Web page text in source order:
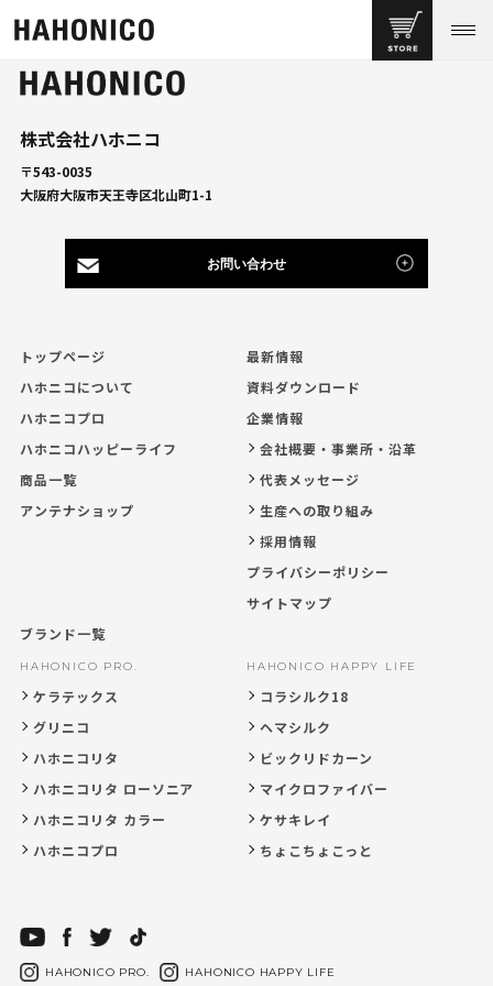
株式会社ハホニコ
〒543-0035
大阪府大阪市天王寺区北山町1-1
お問い合わせ
トップページ
ハホニコについて
ハホニコプロ
ハホニコハッピーライフ
商品一覧
アンテナショップ
ブランド一覧
HAHONICO PRO.
ケラテックス
グリニコ
ハホニコリタ
ハホニコリタ ローソニア
ハホニコリタ カラー
ハホニコプロ
HAHONICO HAPPY LIFE
コラシルク18
ヘマシルク
ビックリドカーン
マイクロファイバー
ケサキレイ
ちょこちょこっと
最新情報
資料ダウンロード
企業情報
会社概要・事業所・沿革
代表メッセージ
生産への取り組み
採用情報
プライバシーポリシー
サイトマップ
HAHONICO PRO. HAHONICO HAPPY LIFE